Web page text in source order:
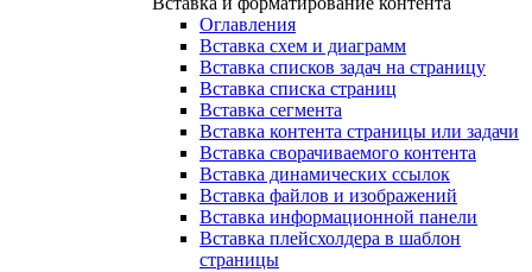
Оглавления
Вставка схем и диаграмм
Вставка списков задач на страницу
Вставка списка страниц
Вставка сегмента
Вставка контента страницы или задачи
Вставка сворачиваемого контента
Вставка динамических ссылок
Вставка файлов и изображений
Вставка информационной панели
Вставка плейсхолдера в шаблон
страницы